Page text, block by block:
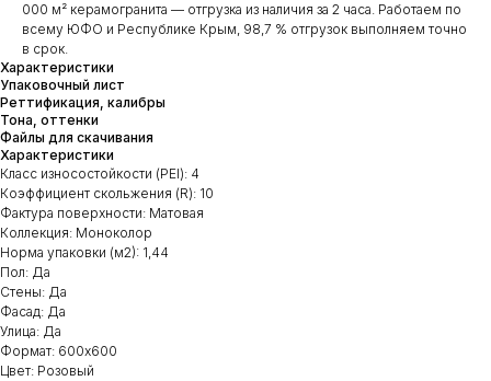
000 м² керамогранита — отгрузка из наличия за 2 часа. Работаем по
всему ЮФО и Республике Крым, 98,7 % отгрузок выполняем точно
в срок.
Характеристики
Упаковочный лист
Реттификация, калибры
Тона, оттенки
Файлы для скачивания
Характеристики
Класс износостойкости (PEI): 4
Коэффициент скольжения (R): 10
Фактура поверхности: Матовая
Коллекция: Моноколор
Норма упаковки (м2): 1,44
Пол: Да
Стены: Да
Фасад: Да
Улица: Да
Формат: 600х600
Цвет: Розовый